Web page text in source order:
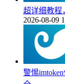
超详细教程
2026-08-09
警惕